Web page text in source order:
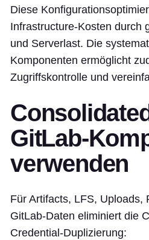
Diese
Infrastructure-Kosten durch
und Serverlast. Die
Komponenten ermöglicht
Zugriffskontrolle und
GitLab-
verwenden
Für Artifacts, LFS, Uploads,
GitLab-Daten eliminiert die
Credential-Duplizierung: